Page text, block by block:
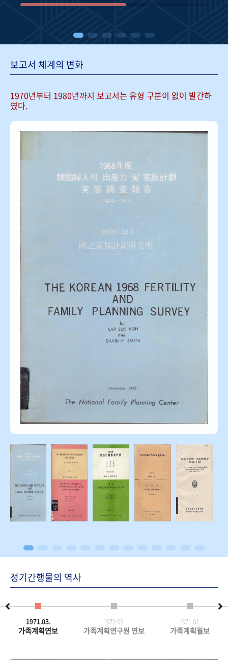
보고서 체계의 변화
1970년부터 1980년까지 보고서는 유형 구분이 없이 발간하
였다.
정기간행물의 역사
1971.03.
가족계획연보
1972.05.
가족계획연구원 연보
1971.02.
가족계획월보